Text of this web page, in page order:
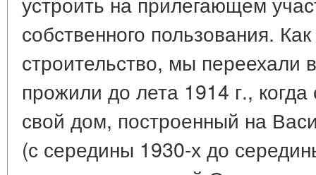
собственного пользования.
строительство, мы переехали
прожили до лета 1914 г.,
свой дом, построенный на
(с середины 1930-х до